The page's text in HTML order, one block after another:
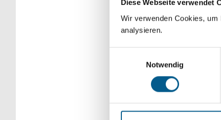
Diese Webseite verwendet
Wir verwenden Cookies,
analysieren.
Notwendig
Bitte Suchbegriff
verfeinert werden.